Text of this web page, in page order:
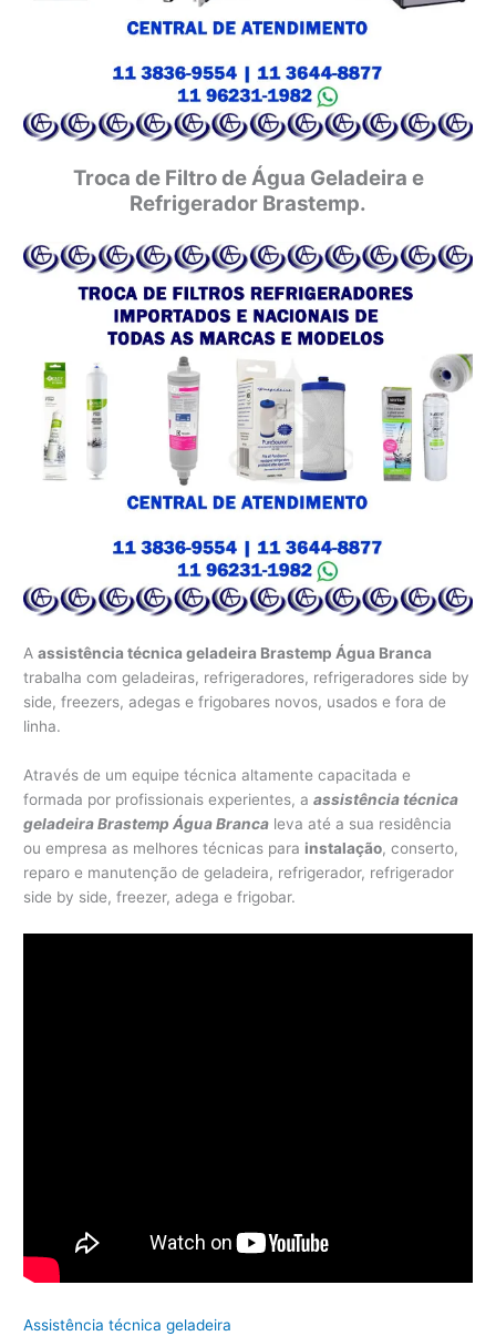
Troca de Filtro de Água Geladeira e
Refrigerador Brastemp.
Aassistência técnica geladeira Brastemp Água Branca
trabalha com geladeiras, refrigeradores, refrigeradores side by
side, freezers, adegas e frigobares novos, usados e fora de
linha.
Através de um equipe técnica altamente capacitada e
formada por profissionais experientes, aassistência técnica
geladeira Brastemp Água Branca leva até a sua residência
ou empresa as melhores técnicas para instalação, conserto,
reparo e manutenção de geladeira, refrigerador, refrigerador
side by side, freezer, adega e frigobar.
Assistência técnica geladeira